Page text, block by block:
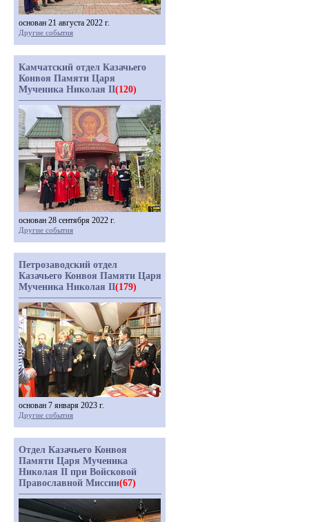
основан 21 августа 2022 г.
Другие события
Камчатский отдел Казачьего
Конвоя Памяти Царя
Мученика Николая II(120)
основан 28 сентября 2022 г.
Другие события
Петрозаводский отдел
Казачьего Конвоя Памяти Царя
Мученика Николая II(179)
основан 7 января 2023 г.
Другие события
Отдел Казачьего Конвоя
Памяти Царя Мученика
Николая II при Войсковой
Православной Миссии(67)